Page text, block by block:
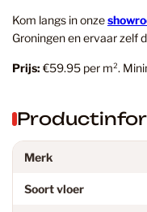
Kom langs in onze
Groningen en ervaar zelf
Prijs:€59.95 per m².
Merk
Soort vloer